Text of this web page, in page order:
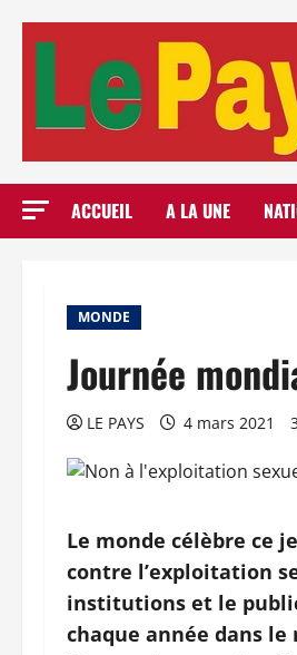
ACCUEIL A LA UNE
MONDE
Journée
LE PAYS 4 mars 2021
Le monde célèbre ce
contre l’exploitation
institutions et le
chaque année dans le